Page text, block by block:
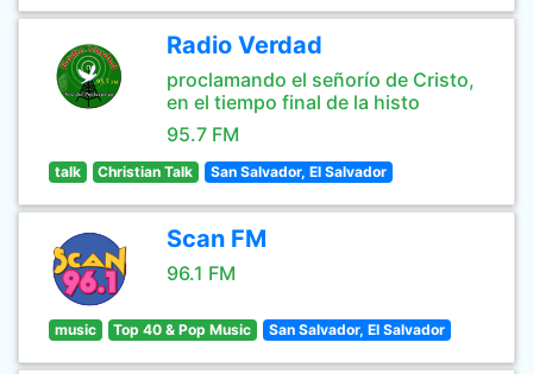
Radio Verdad
proclamando el señorío de Cristo,
en el tiempo final de la histo
95.7 FM
talk Christian Talk San Salvador, El Salvador
Scan FM
96.1 FM
music Top 40 & Pop Music San Salvador, El Salvador